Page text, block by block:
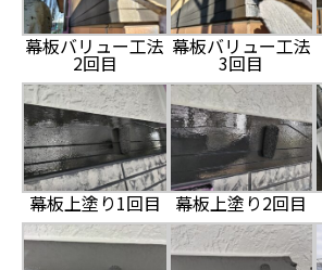
幕板バリュー工法
2回目
幕板バリュー工法
3回目
幕板上塗り1回目 幕板上塗り2回目